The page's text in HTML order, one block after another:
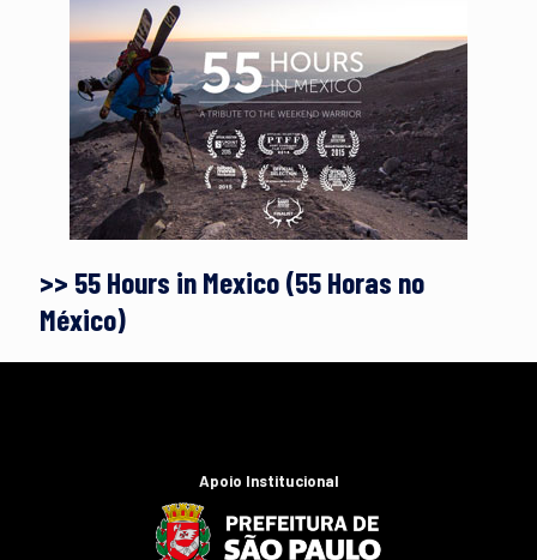
>> 55 Hours in Mexico (55 Horas no
México)
Apoio Institucional